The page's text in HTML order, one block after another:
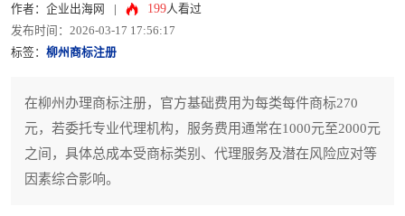
作者：企业出海网 199人看过
发布时间：2026-03-17 17:56:17
标签： 柳州商标注册
在柳州办理商标注册，官方基础费用为每类每件商标270
元，若委托专业代理机构，服务费用通常在1000元至2000元
之间，具体总成本受商标类别、代理服务及潜在风险应对等
因素综合影响。